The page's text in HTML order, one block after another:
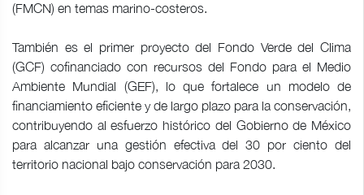
(FMCN) en temas marino-costeros.
También es el primer proyecto del Fondo Verde del Clima
(GCF) cofinanciado con recursos del Fondo para el Medio
Ambiente Mundial (GEF), lo que fortalece un modelo de
financiamiento eficiente y de largo plazo para la conservación,
contribuyendo al esfuerzo histórico del Gobierno de México
para alcanzar una gestión efectiva del 30 por ciento del
territorio nacional bajo conservación para 2030.